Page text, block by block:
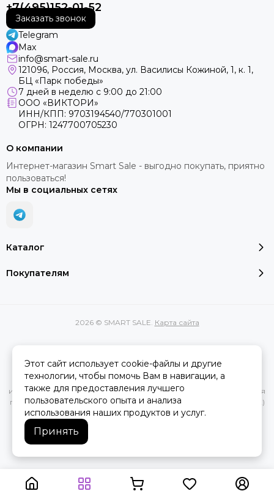
+7(495)152-01-52
Заказать звонок
Telegram
Max
info@smart-sale.ru
121096, Россия, Москва, ул. Василисы Кожиной, 1, к. 1,
БЦ «Парк победы»
7 дней в неделю с 9:00 до 21:00
ООО «ВИКТОРИ»
ИНН/КПП: 9703194540/770301001
ОГРН: 1247700705230
Каталог
Покупателям
О компании
Интернет-магазин Smart Sale - выгодно покупать, приятно
пользоваться!
Мы в социальных сетях
2026 © SMART SALE. Карта сайта
Вся представленная на сайте информация, касающаяся
характеристик, стоимости товаров и услуг, носит
информационный характер и ни при каких условиях не является
публичной офертой, определяемой положениями Статьи 437(2)
Гражданского кодекса РФ.
Этот сайт использует cookie-файлы и другие
технологии, чтобы помочь Вам в навигации, а
также для предоставления лучшего
пользовательского опыта и анализа
использования наших продуктов и услуг.
Принять